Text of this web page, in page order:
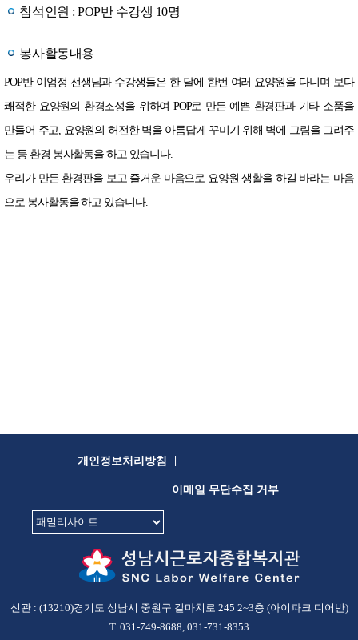
참석인원 : POP반 수강생 10명
봉사활동내용
POP반 이엄정 선생님과 수강생들은 한 달에 한번 여러 요양원을 다니며 보다
쾌적한 요양원의 환경조성을 위하여 POP로 만든 예쁜 환경판과 기타 소품을
만들어 주고, 요양원의 허전한 벽을 아름답게 꾸미기 위해 벽에 그림을 그려주
는 등 환경 봉사활동을 하고 있습니다.
우리가 만든 환경판을 보고 즐거운 마음으로 요양원 생활을 하길 바라는 마음
으로 봉사활동을 하고 있습니다.
개인정보처리방침
이메일 무단수집 거부
신관 : (13210)경기도 성남시 중원구 갈마치로 245 2~3층 (아이파크 디어반)
T. 031-749-8688, 031-731-8353